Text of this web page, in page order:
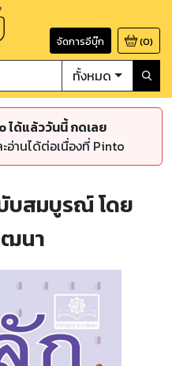
จัดการอีบุ๊ก (0)
ทั้งหมด
ได้แล้ววันนี้ กดเลย
านได้ต่อเนื่องที่ Pinto
บสมบูรณ์ โดย
นา